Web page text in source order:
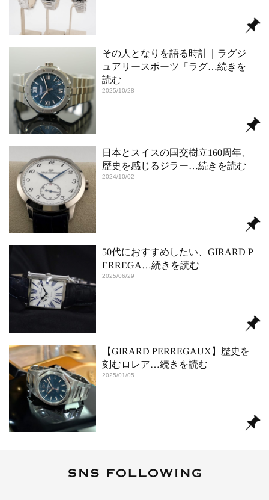
その人となりを語る時計｜ラグジ
ュアリースポーツ「ラグ…続きを
読む
2025/10/28
日本とスイスの国交樹立160周年、
歴史を感じるジラー…続きを読む
2024/10/02
50代におすすめしたい、GIRARD P
ERREGA …続きを読む
2025/06/29
【GIRARD PERREGAUX】歴史を
刻むロレア…続きを読む
2025/01/05